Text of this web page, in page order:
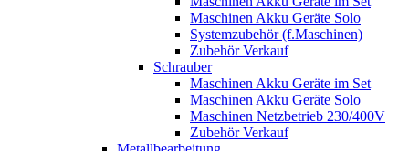
Maschinen Akku Geräte Solo
Systemzubehör (f.Maschinen)
Zubehör Verkauf
Schrauber
Maschinen Akku Geräte im Set
Maschinen Akku Geräte Solo
Maschinen Netzbetrieb 230/400V
Zubehör Verkauf